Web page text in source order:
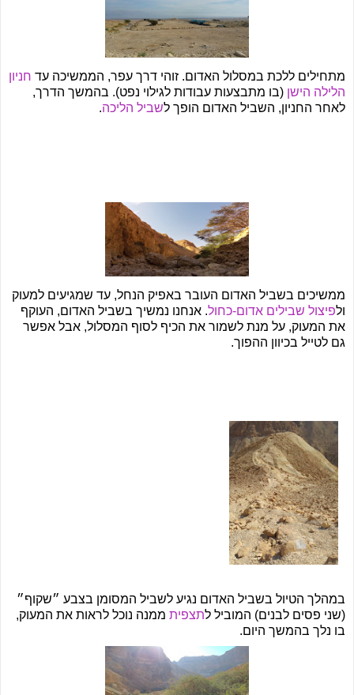
מתחילים ללכת במסלול האדום. זוהי דרך עפר, הממשיכה עד חניון
הלילה הישן (בו מתבצעות עבודות לגילוי נפט). בהמשך הדרך,
לאחר החניון, השביל האדום הופך לשביל הליכה.
ממשיכים בשביל האדום העובר באפיק הנחל, עד שמגיעים למעוק
ולפיצול שבילים אדום-כחול. אנחנו נמשיך בשביל האדום, העוקף
את המעוק, על מנת לשמור את הכיף לסוף המסלול, אבל אפשר
גם לטייל בכיוון ההפוך.
במהלך הטיול בשביל האדום נגיע לשביל המסומן בצבע ״שקוף״
(שני פסים לבנים) המוביל לתצפית ממנה נוכל לראות את המעוק,
בו נלך בהמשך היום.